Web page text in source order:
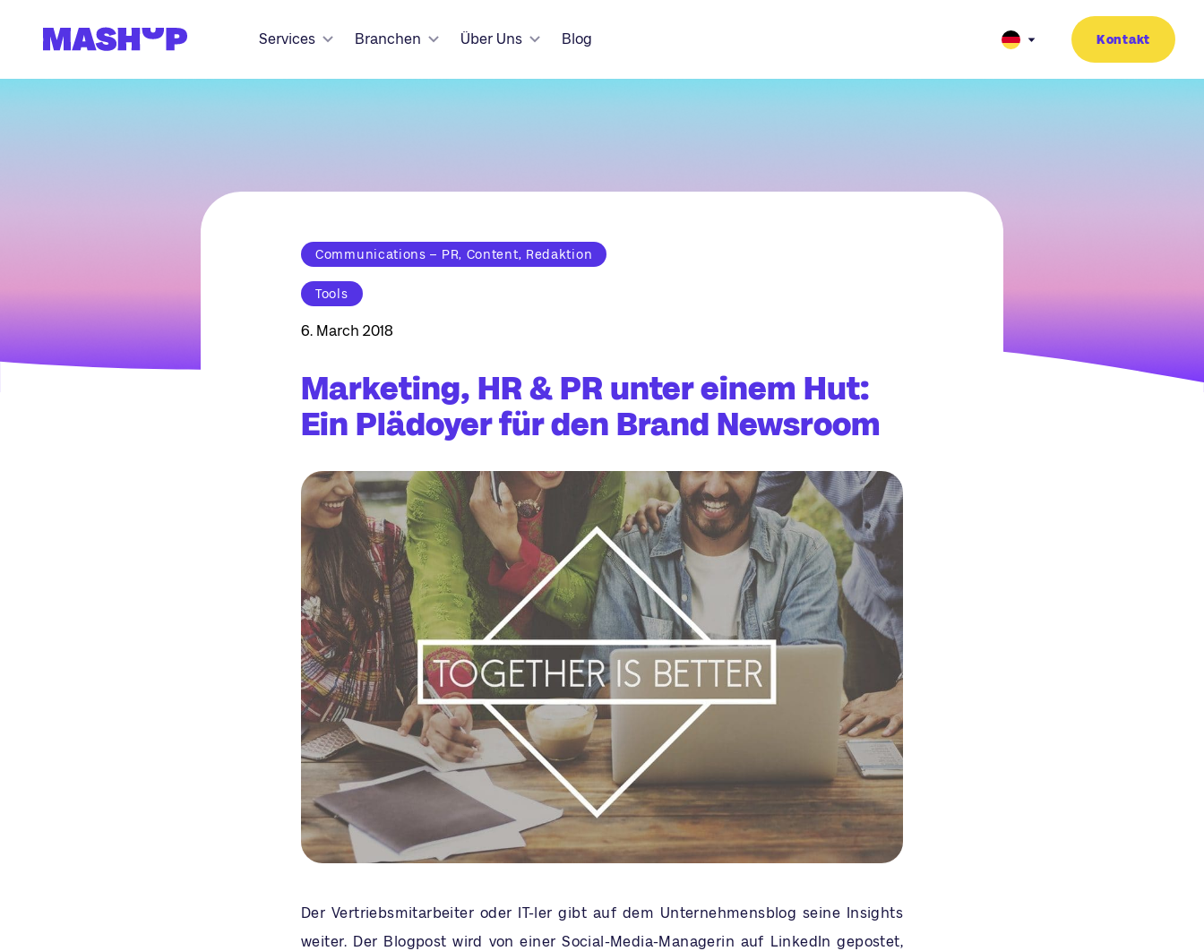
Services
Branchen Über Uns Blog Kontakt
Communications – PR, Content, Redaktion
Tools
6. March 2018
Marketing, HR & PR unter einem Hut:
Ein Plädoyer für den Brand Newsroom
Der Vertriebsmitarbeiter oder IT-ler gibt auf dem Unternehmensblog seine Insights
weiter. Der Blogpost wird von einer Social-Media-Managerin auf LinkedIn gepostet,